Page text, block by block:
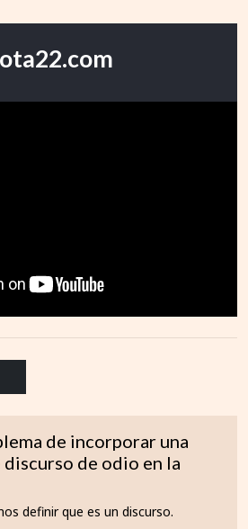
de incorporar una
de odio en la
definir que es un discurso.